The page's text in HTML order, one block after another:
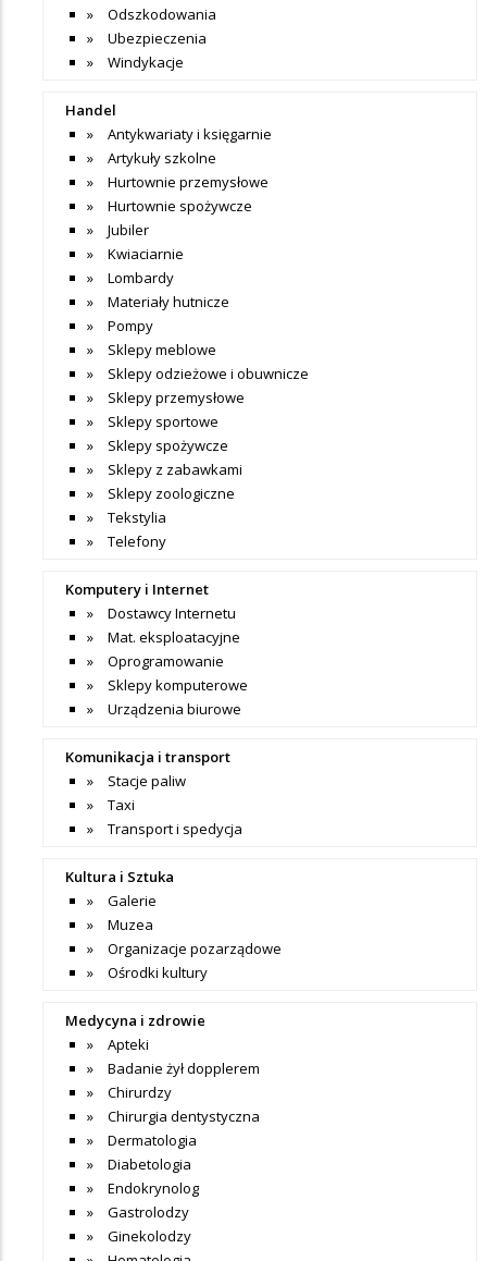
Odszkodowania
Ubezpieczenia
Windykacje
Handel
Antykwariaty i księgarnie
Artykuły szkolne
Hurtownie przemysłowe
Hurtownie spożywcze
Jubiler
Kwiaciarnie
Lombardy
Materiały hutnicze
Pompy
Sklepy meblowe
Sklepy odzieżowe i obuwnicze
Sklepy przemysłowe
Sklepy sportowe
Sklepy spożywcze
Sklepy z zabawkami
Sklepy zoologiczne
Tekstylia
Telefony
Komputery i Internet
Dostawcy Internetu
Mat. eksploatacyjne
Oprogramowanie
Sklepy komputerowe
Urządzenia biurowe
Komunikacja i transport
Stacje paliw
Taxi
Transport i spedycja
Kultura i Sztuka
Galerie
Muzea
Organizacje pozarządowe
Ośrodki kultury
Medycyna i zdrowie
Apteki
Badanie żył dopplerem
Chirurdzy
Chirurgia dentystyczna
Dermatologia
Diabetologia
Endokrynolog
Gastrolodzy
Ginekolodzy